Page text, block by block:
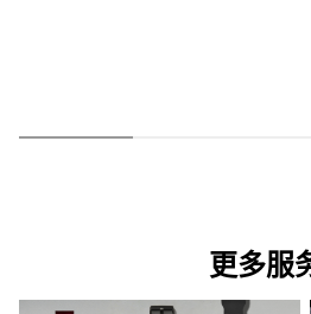
更多服